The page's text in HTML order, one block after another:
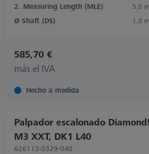
2. Measuring Length (MLE)
5,0
Ø Shaft (DS)
1,0
585,70 €
más el IVA
Hecho a medida
Palpador escalonado
M3 XXT, DK1 L40
626113-0329-040